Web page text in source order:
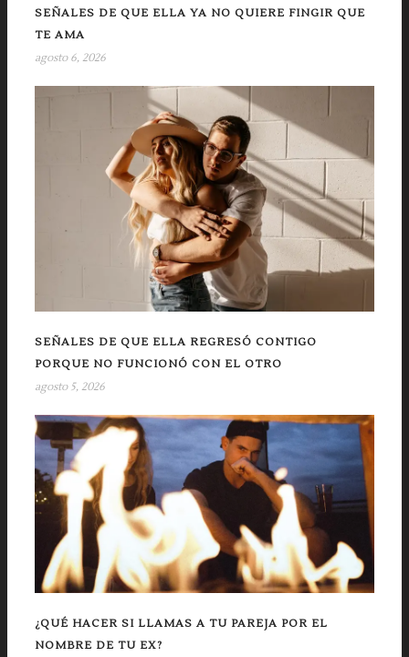
SEÑALES DE QUE ELLA YA NO QUIERE FINGIR QUE
TE AMA
agosto 6, 2026
SEÑALES DE QUE ELLA REGRESÓ CONTIGO
PORQUE NO FUNCIONÓ CON EL OTRO
agosto 5, 2026
¿QUÉ HACER SI LLAMAS A TU PAREJA POR EL
NOMBRE DE TU EX?